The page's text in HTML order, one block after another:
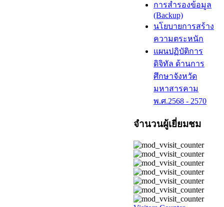
การสำรองข้อมูล
(Backup)
นโยบายการสร้าง
ความตระหนัก
แผนปฏิบัติการ
ดิจิทัล ด้านการ
ศึกษาจังหวัด
มหาสารคาม
พ.ศ.2568 - 2570
จำนวนผู้เยี่ยมชม